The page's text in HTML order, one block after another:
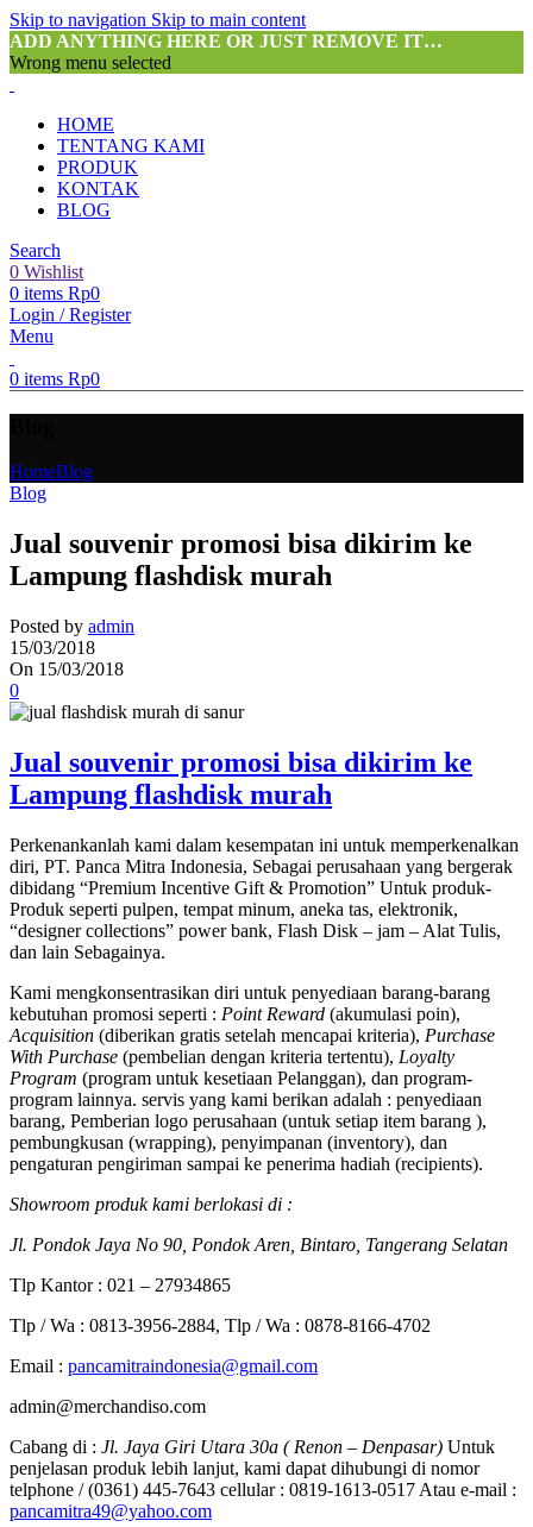
Skip to navigation Skip to main content
ADD ANYTHING HERE OR JUST REMOVE IT…
Wrong menu selected
HOME
TENTANG KAMI
PRODUK
KONTAK
BLOG
Search
0 Wishlist
0 items Rp0
Login / Register
Menu
0 items Rp0
HomeBlog
Blog
Jual souvenir promosi bisa dikirim ke
Lampung flashdisk murah
Posted by admin
15/03/2018
On 15/03/2018
0
Jual souvenir promosi bisa dikirim ke
Lampung flashdisk murah
Perkenankanlah kami dalam kesempatan ini untuk memperkenalkan
diri, PT. Panca Mitra Indonesia, Sebagai perusahaan yang bergerak
dibidang “Premium Incentive Gift & Promotion” Untuk produk-
Produk seperti pulpen, tempat minum, aneka tas, elektronik,
“designer collections” power bank, Flash Disk – jam – Alat Tulis,
dan lain Sebagainya.
Kami mengkonsentrasikan diri untuk penyediaan barang-barang
kebutuhan promosi seperti : Point Reward (akumulasi poin),
Acquisition (diberikan gratis setelah mencapai kriteria), Purchase
With Purchase (pembelian dengan kriteria tertentu), Loyalty
Program (program untuk kesetiaan Pelanggan), dan program-
program lainnya. servis yang kami berikan adalah : penyediaan
barang, Pemberian logo perusahaan (untuk setiap item barang ),
pembungkusan (wrapping), penyimpanan (inventory), dan
pengaturan pengiriman sampai ke penerima hadiah (recipients).
Showroom produk kami berlokasi di :
Jl. Pondok Jaya No 90, Pondok Aren, Bintaro, Tangerang Selatan
Tlp Kantor : 021 – 27934865
Tlp / Wa : 0813-3956-2884, Tlp / Wa : 0878-8166-4702
Email : pancamitraindonesia@gmail.com
admin@merchandiso.com
Cabang di : Jl. Jaya Giri Utara 30a ( Renon – Denpasar) Untuk
penjelasan produk lebih lanjut, kami dapat dihubungi di nomor
telphone / (0361) 445-7643 cellular : 0819-1613-0517 Atau e-mail :
pancamitra49@yahoo.com